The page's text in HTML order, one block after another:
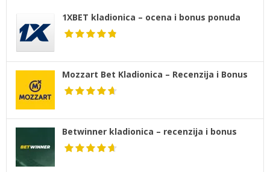
1XBET kladionica – ocena i bonus ponuda
Mozzart Bet Kladionica – Recenzija i Bonus
Betwinner kladionica – recenzija i bonus